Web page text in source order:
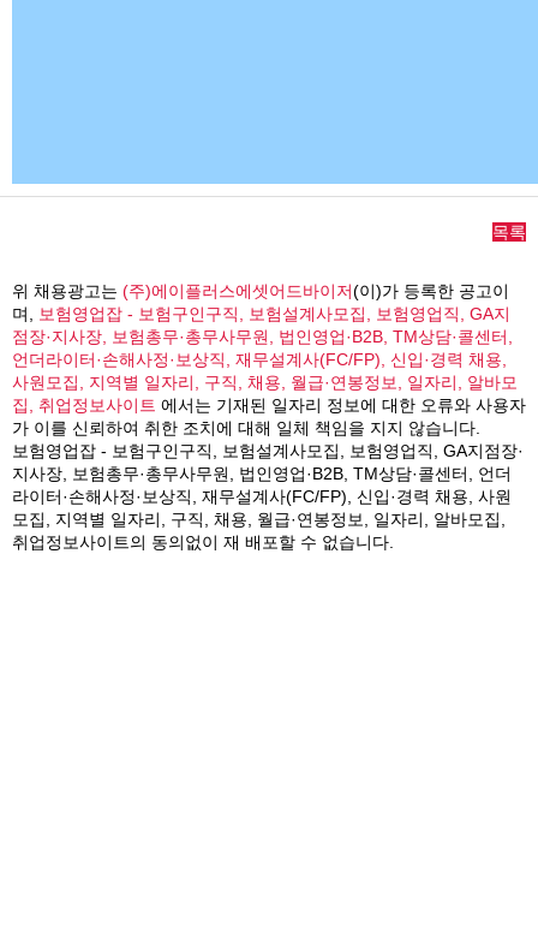
목록
위 채용광고는 (주)에이플러스에셋어드바이저(이)가 등록한 공고이
며,
보험영업잡 - 보험구인구직, 보험설계사모집, 보험영업직, GA지
점장·지사장, 보험총무·총무사무원, 법인영업·B2B, TM상담·콜센터,
언더라이터·손해사정·보상직, 재무설계사(FC/FP), 신입·경력 채용,
사원모집, 지역별 일자리, 구직, 채용, 월급·연봉정보, 일자리, 알바모
집, 취업정보사이트 에서는 기재된 일자리 정보에 대한 오류와 사용자
가 이를 신뢰하여 취한 조치에 대해 일체 책임을 지지 않습니다.
보험영업잡 - 보험구인구직, 보험설계사모집, 보험영업직, GA지점장·
지사장, 보험총무·총무사무원, 법인영업·B2B, TM상담·콜센터, 언더
라이터·손해사정·보상직, 재무설계사(FC/FP), 신입·경력 채용, 사원
모집, 지역별 일자리, 구직, 채용, 월급·연봉정보, 일자리, 알바모집,
취업정보사이트의 동의없이 재 배포할 수 없습니다.